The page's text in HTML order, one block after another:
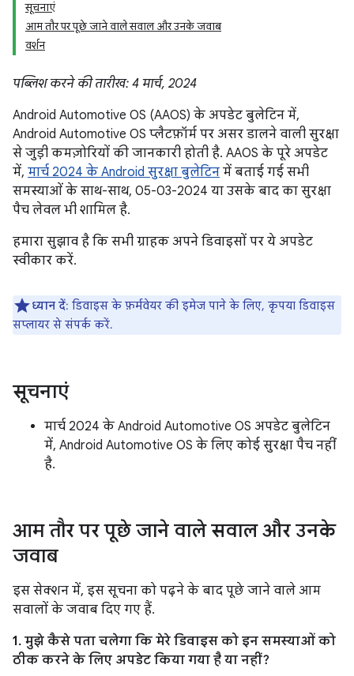
सूचनाएं
आम तौर पर पूछे जाने वाले सवाल और उनके जवाब
वर्शन
पब्लिश करने की तारीख: 4 मार्च, 2024
Android Automotive OS (AAOS) के अपडेट बुलेटिन में,
Android Automotive OS प्लैटफ़ॉर्म पर असर डालने वाली सुरक्षा
से जुड़ी कमज़ोरियों की जानकारी होती है. AAOS के पूरे अपडेट
में, मार्च 2024 के Android सुरक्षा बुलेटिन में बताई गई सभी
समस्याओं के साथ-साथ, 05-03-2024 या उसके बाद का सुरक्षा
पैच लेवल भी शामिल है.
हमारा सुझाव है कि सभी ग्राहक अपने डिवाइसों पर ये अपडेट
स्वीकार करें.
ध्यान दें: डिवाइस के फ़र्मवेयर की इमेज पाने के लिए, कृपया डिवाइस
सप्लायर से संपर्क करें.
सूचनाएं
मार्च 2024 के Android Automotive OS अपडेट बुलेटिन
में, Android Automotive OS के लिए कोई सुरक्षा पैच नहीं
है.
आम तौर पर पूछे जाने वाले सवाल और उनके
जवाब
इस सेक्शन में, इस सूचना को पढ़ने के बाद पूछे जाने वाले आम
सवालों के जवाब दिए गए हैं.
1. मुझे कैसे पता चलेगा कि मेरे डिवाइस को इन समस्याओं को
ठीक करने के लिए अपडेट किया गया है या नहीं?